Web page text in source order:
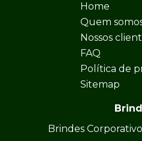
Home
Quem
Nossos
FAQ
Política de
Sitemap
Brindes